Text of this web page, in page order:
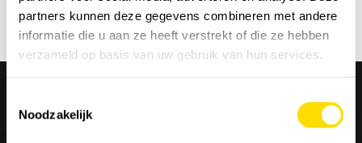
partners kunnen deze gegevens combineren met andere
informatie die u aan ze heeft verstrekt of die ze hebben
verzameld op basis van uw gebruik van hun services.
Noodzakelijk